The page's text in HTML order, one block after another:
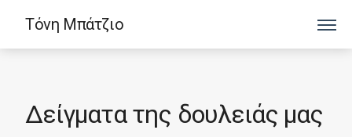
Τόνη Μπάτζιο
Δείγματα της δουλειάς μας